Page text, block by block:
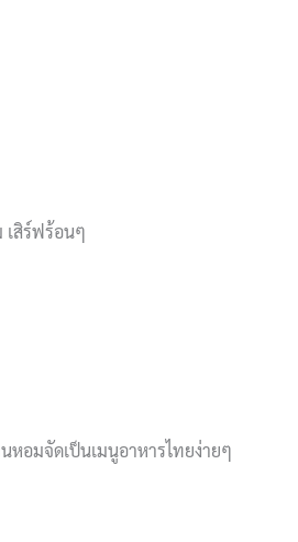
เสิร์ฟร้อนๆ
หอมจัดเป็นเมนูอาหารไทยง่ายๆ